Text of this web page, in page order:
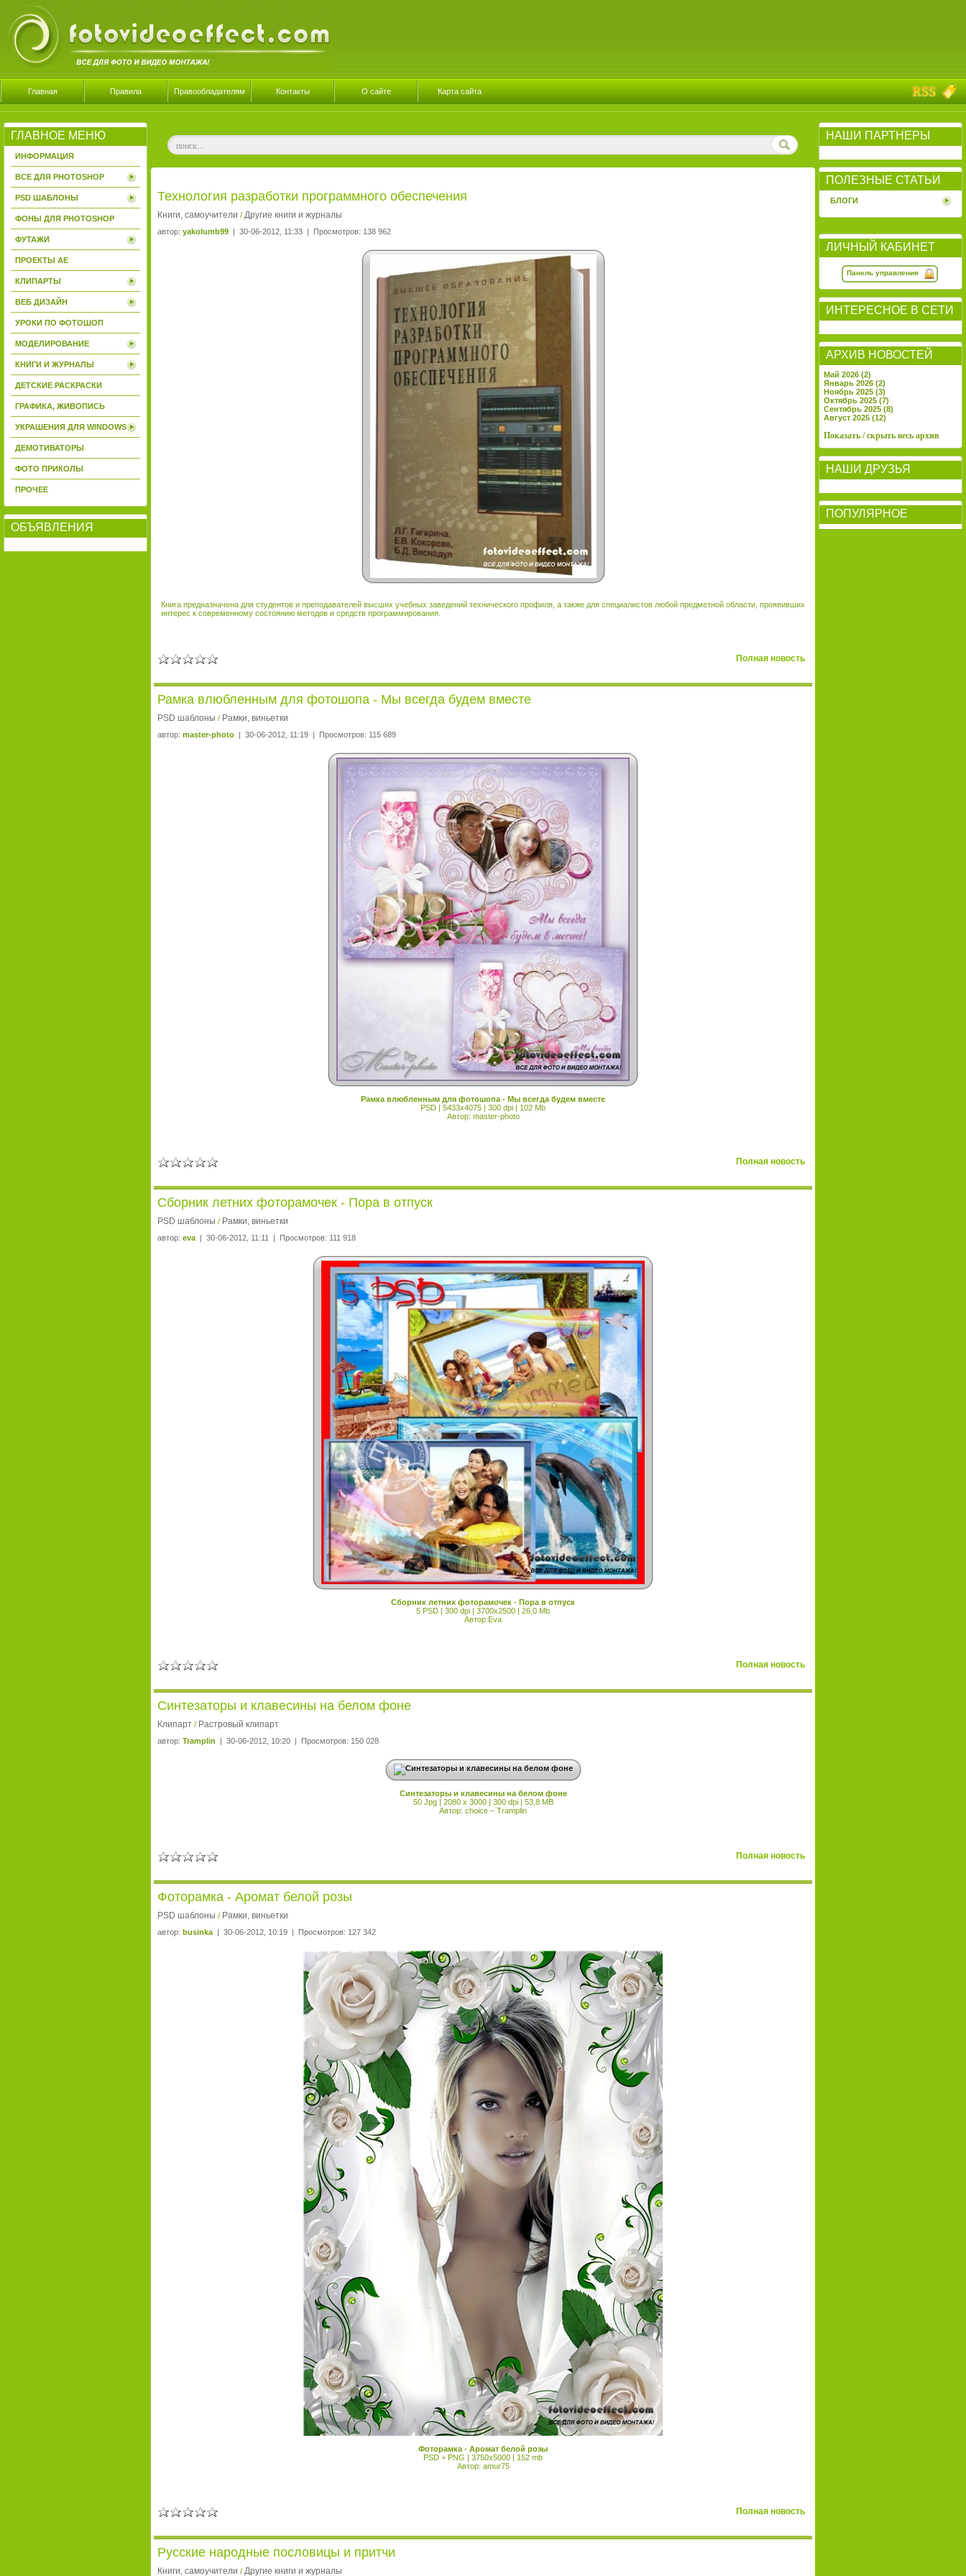
Главная Правила Правообладателям Контакты О сайте Карта сайта
ГЛАВНОЕ МЕНЮ
ИНФОРМАЦИЯ
ВСЕ ДЛЯ PHOTOSHOP
PSD ШАБЛОНЫ
ФОНЫ ДЛЯ PHOTOSHOP
ФУТАЖИ
ПРОЕКТЫ AE
КЛИПАРТЫ
ВЕБ ДИЗАЙН
УРОКИ ПО ФОТОШОП
МОДЕЛИРОВАНИЕ
КНИГИ И ЖУРНАЛЫ
ДЕТСКИЕ РАСКРАСКИ
ГРАФИКА, ЖИВОПИСЬ
УКРАШЕНИЯ ДЛЯ WINDOWS
ДЕМОТИВАТОРЫ
ФОТО ПРИКОЛЫ
ПРОЧЕЕ
ОБЪЯВЛЕНИЯ
Технология разработки программного обеспечения
Книги, самоучители / Другие книги и журналы
автор: yakolumb99 | 30-06-2012, 11:33 | Просмотров: 138 962
Книга предназначена для студентов и преподавателей высших учебных заведений технического профиля, а также для специалистов любой предметной области, проявивших
интерес к современному состоянию методов и средств программирования.
Полная новость
Рамка влюбленным для фотошопа - Мы всегда будем вместе
PSD шаблоны / Рамки, виньетки
автор: master-photo | 30-06-2012, 11:19 | Просмотров: 115 689
Рамка влюбленным для фотошопа - Мы всегда будем вместе
PSD | 5433x4075 | 300 dpi | 102 Mb
Автор: master-photo
Полная новость
Сборник летних фоторамочек - Пора в отпуск
PSD шаблоны / Рамки, виньетки
автор: eva | 30-06-2012, 11:11 | Просмотров: 111 918
Сборник летних фоторамочек - Пора в отпуск
5 PSD | 300 dpi | 3700x2500 | 26,0 Mb
Автор:Eva
Полная новость
Синтезаторы и клавесины на белом фоне
Клипарт / Растровый клипарт
автор: Tramplin | 30-06-2012, 10:20 | Просмотров: 150 028
Синтезаторы и клавесины на белом фоне
50 Jpg | 2080 x 3000 | 300 dpi | 53,8 MB
Автор: choice – Tramplin
Полная новость
Фоторамка - Аромат белой розы
PSD шаблоны / Рамки, виньетки
автор: businka | 30-06-2012, 10:19 | Просмотров: 127 342
Фоторамка - Аромат белой розы
PSD + PNG | 3750x5000 | 152 mb
Автор: amur75
Полная новость
Русские народные пословицы и притчи
Книги, самоучители / Другие книги и журналы
НАШИ ПАРТНЕРЫ
ПОЛЕЗНЫЕ СТАТЬИ
БЛОГИ
ЛИЧНЫЙ КАБИНЕТ
Панель управления
ИНТЕРЕСНОЕ В СЕТИ
АРХИВ НОВОСТЕЙ
Май 2026 (2)
Январь 2026 (2)
Ноябрь 2025 (3)
Октябрь 2025 (7)
Сентябрь 2025 (8)
Август 2025 (12)
Показать / скрыть весь архив
НАШИ ДРУЗЬЯ
ПОПУЛЯРНОЕ